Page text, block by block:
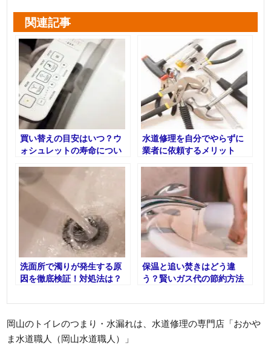
関連記事
買い替えの目安はいつ？ウ
ォシュレットの寿命につい
水道修理を自分でやらずに
業者に依頼するメリット
洗面所で濁りが発生する原
因を徹底検証！対処法は？
保温と追い焚きはどう違
う？賢いガス代の節約方法
岡山のトイレのつまり・水漏れは、水道修理の専門店「おかや
ま水道職人（岡山水道職人）」